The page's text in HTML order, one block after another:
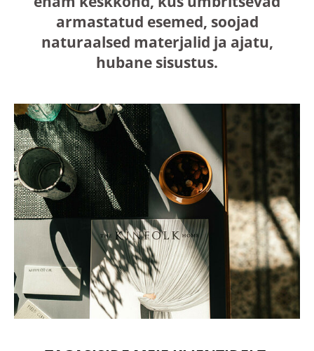
armastatud esemed, soojad
naturaalsed materjalid ja ajatu,
hubane sisustus.